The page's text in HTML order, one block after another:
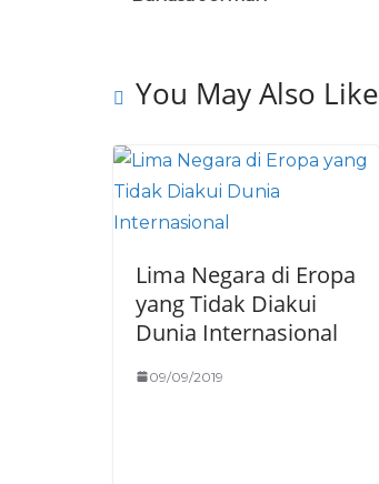
You May Also Like
Lima Negara di Eropa
yang Tidak Diakui
Dunia Internasional
09/09/2019